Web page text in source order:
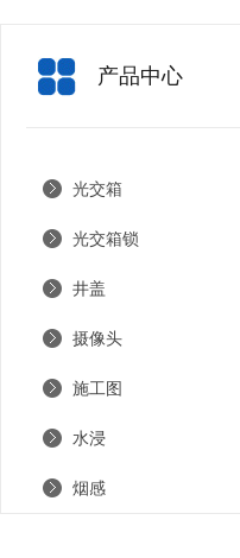
产品中心
光交箱
光交箱锁
井盖
摄像头
施工图
水浸
烟感